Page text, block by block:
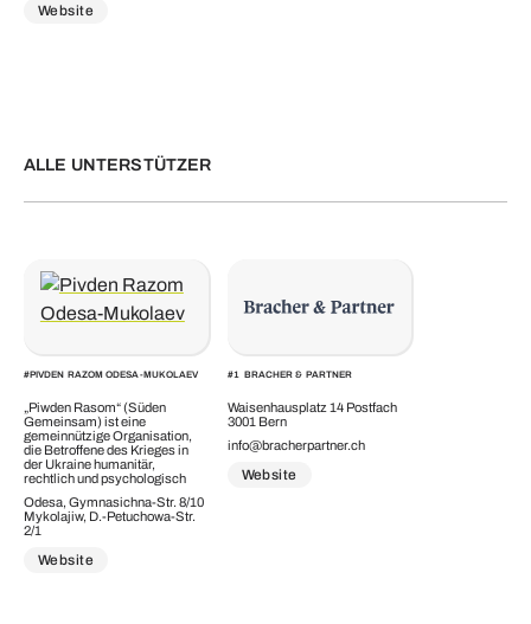
Website
ALLE UNTERSTÜTZER
#PIVDEN RAZOM ODESA-MUKOLAEV
„Piwden Rasom“ (Süden
Gemeinsam) ist eine
gemeinnützige Organisation,
die Betroffene des Krieges in
der Ukraine humanitär,
rechtlich und psychologisch
Odesa, Gymnasichna-Str. 8/10
Mykolajiw, D.-Petuchowa-Str.
2/1
Website
#1 BRACHER & PARTNER
Waisenhausplatz 14 Postfach
3001 Bern
info@bracherpartner.ch
Website